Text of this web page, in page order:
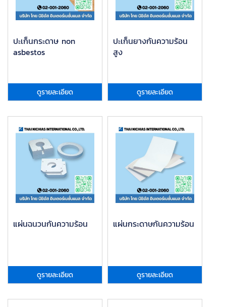
ปะเก็นกระดาษ non
asbestos
ดูรายละเอียด
ปะเก็นยางกันความร้อน
สูง
ดูรายละเอียด
แผ่นฉนวนกันความร้อน
ดูรายละเอียด
แผ่นกระดาษกันความร้อน
ดูรายละเอียด